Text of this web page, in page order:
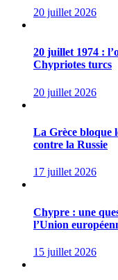
20 juillet 2026
20 juillet 1974 :
Chypriotes turcs
20 juillet 2026
La Grèce bloque
contre la Russie
17 juillet 2026
Chypre : une
l’Union
15 juillet 2026